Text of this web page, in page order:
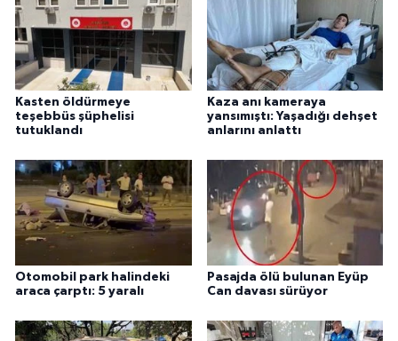
Kasten öldürmeye
teşebbüs şüphelisi
tutuklandı
Kaza anı kameraya
yansımıştı: Yaşadığı dehşet
anlarını anlattı
Otomobil park halindeki
araca çarptı: 5 yaralı
Pasajda ölü bulunan Eyüp
Can davası sürüyor